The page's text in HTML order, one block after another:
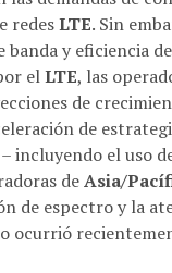
redesLTE. Sin
banda y eficiencia
elLTE, las
de
de
incluyendo el uso
deAsia/
de espectro y la
ocurrió